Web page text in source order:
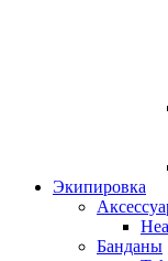
Экипировка
Банданы